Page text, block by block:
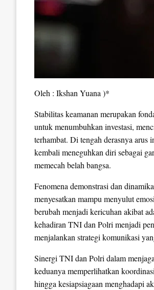
Oleh : Ikshan Yuana )*
Stabilitas keamanan merupakan
untuk menumbuhkan investasi,
terhambat. Di tengah derasnya
kembali meneguhkan diri sebagai
memecah belah bangsa.
Fenomena demonstrasi dan
menyesatkan mampu menyulut
berubah menjadi kericuhan akibat
kehadiran TNI dan Polri menjadi
menjalankan strategi komunikasi
Sinergi TNI dan Polri dalam
keduanya memperlihatkan
hingga kesiapsiagaan menghadapi